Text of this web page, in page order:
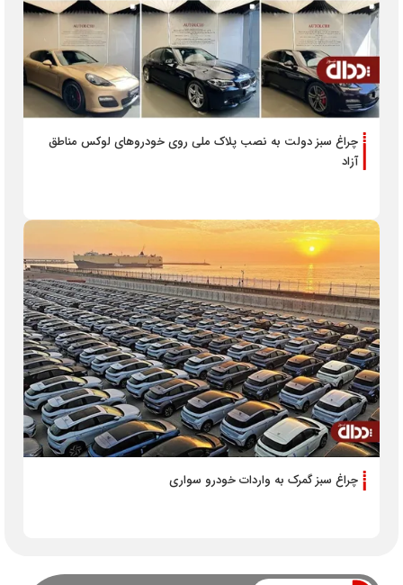
چراغ سبز دولت به نصب پلاک ملی روی خودرو‌های لوکس مناطق
آزاد
چراغ سبز گمرک به واردات خودرو سواری